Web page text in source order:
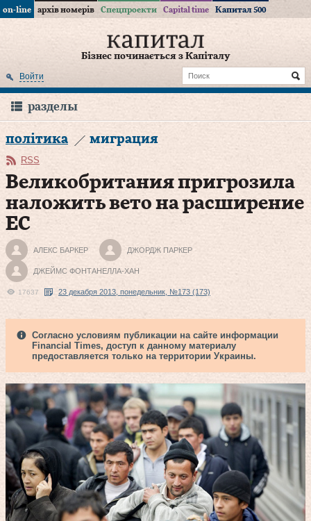
on-line архів номерів Спецпроекти Capital time Капитал 500
Бізнес починається з Капіталу
Войти
разделы
політика миграция
RSS
Великобритания пригрозила
наложить вето на расширение
ЕС
АЛЕКС БАРКЕР ДЖОРДЖ ПАРКЕР
ДЖЕЙМС ФОНТАНЕЛЛА-ХАН
17637 23 декабря 2013, понедельник, №173 (173)
Согласно условиям публикации на сайте информации
Financial Times, доступ к данному материалу
предоставляется только на территории Украины.